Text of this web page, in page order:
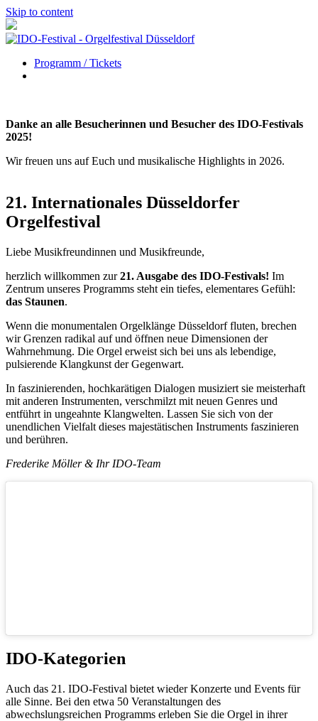
Skip to content
Programm / Tickets
Danke an alle Besucherinnen und Besucher des IDO-Festivals
2025!
Wir freuen uns auf Euch und musikalische Highlights in 2026.
21. Internationales Düsseldorfer
Orgelfestival
Liebe Musikfreundinnen und Musikfreunde,
herzlich willkommen zur21. Ausgabe des IDO-Festivals! Im
Zentrum unseres Programms steht ein tiefes, elementares Gefühl:
das Staunen.
Wenn die monumentalen Orgelklänge Düsseldorf fluten, brechen
wir Grenzen radikal auf und öffnen neue Dimensionen der
Wahrnehmung. Die Orgel erweist sich bei uns als lebendige,
pulsierende Klangkunst der Gegenwart.
In faszinierenden, hochkarätigen Dialogen musiziert sie meisterhaft
mit anderen Instrumenten, verschmilzt mit neuen Genres und
entführt in ungeahnte Klangwelten. Lassen Sie sich von der
unendlichen Vielfalt dieses majestätischen Instruments faszinieren
und berühren.
Frederike Möller & Ihr IDO-Team
IDO-Kategorien
Auch das 21. IDO-Festival bietet wieder Konzerte und Events für
alle Sinne. Bei den etwa 50 Veranstaltungen des
abwechslungsreichen Programms erleben Sie die Orgel in ihrer